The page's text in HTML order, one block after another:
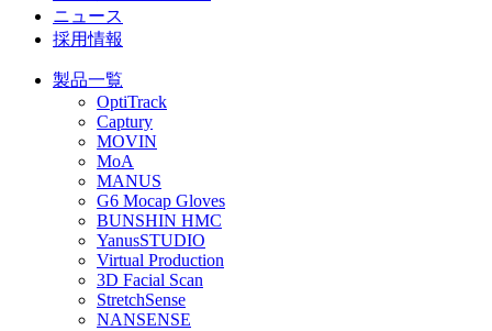
ニュース
採用情報
製品一覧
OptiTrack
Captury
MOVIN
MoA
MANUS
G6 Mocap Gloves
BUNSHIN HMC
YanusSTUDIO
Virtual Production
3D Facial Scan
StretchSense
NANSENSE